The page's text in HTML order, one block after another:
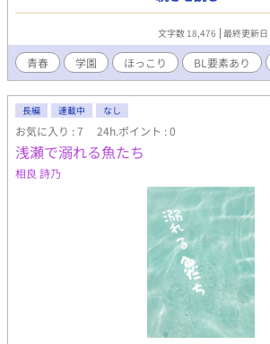
の友情は、「普通」ではなく思わぬ方向へ
高校生の友情と青春を描くストーリー。
文字数 18,476 最終更新
青春 学園 ほっこり BL要素あり
長編 連載中 なし
お気に入り : 7 24h.ポイント : 0
浅瀬で溺れる魚たち
相良 詩乃